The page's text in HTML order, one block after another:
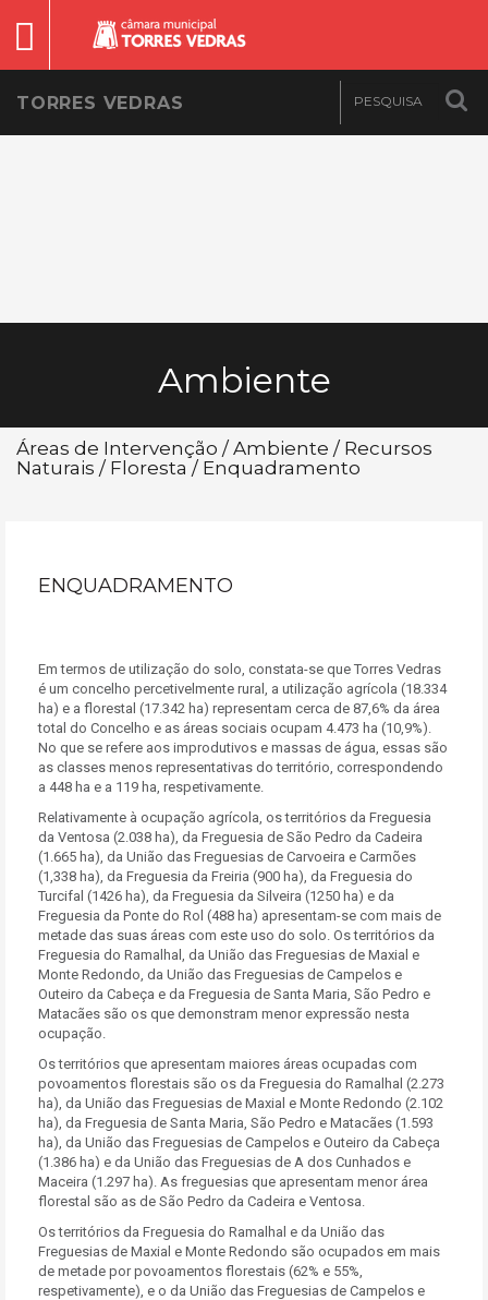
TORRES VEDRAS
Ambiente
Áreas de Intervenção / Ambiente / Recursos
Naturais / Floresta / Enquadramento
ENQUADRAMENTO
Em termos de utilização do solo, constata-se que Torres Vedras
é um concelho percetivelmente rural, a utilização agrícola (18.334
ha) e a florestal (17.342 ha) representam cerca de 87,6% da área
total do Concelho e as áreas sociais ocupam 4.473 ha (10,9%).
No que se refere aos improdutivos e massas de água, essas são
as classes menos representativas do território, correspondendo
a 448 ha e a 119 ha, respetivamente.
Relativamente à ocupação agrícola, os territórios da Freguesia
da Ventosa (2.038 ha), da Freguesia de São Pedro da Cadeira
(1.665 ha), da União das Freguesias de Carvoeira e Carmões
(1,338 ha), da Freguesia da Freiria (900 ha), da Freguesia do
Turcifal (1426 ha), da Freguesia da Silveira (1250 ha) e da
Freguesia da Ponte do Rol (488 ha) apresentam-se com mais de
metade das suas áreas com este uso do solo. Os territórios da
Freguesia do Ramalhal, da União das Freguesias de Maxial e
Monte Redondo, da União das Freguesias de Campelos e
Outeiro da Cabeça e da Freguesia de Santa Maria, São Pedro e
Matacães são os que demonstram menor expressão nesta
ocupação.
Os territórios que apresentam maiores áreas ocupadas com
povoamentos florestais são os da Freguesia do Ramalhal (2.273
ha), da União das Freguesias de Maxial e Monte Redondo (2.102
ha), da Freguesia de Santa Maria, São Pedro e Matacães (1.593
ha), da União das Freguesias de Campelos e Outeiro da Cabeça
(1.386 ha) e da União das Freguesias de A dos Cunhados e
Maceira (1.297 ha). As freguesias que apresentam menor área
florestal são as de São Pedro da Cadeira e Ventosa.
Os territórios da Freguesia do Ramalhal e da União das
Freguesias de Maxial e Monte Redondo são ocupados em mais
de metade por povoamentos florestais (62% e 55%,
respetivamente), e o da União das Freguesias de Campelos e